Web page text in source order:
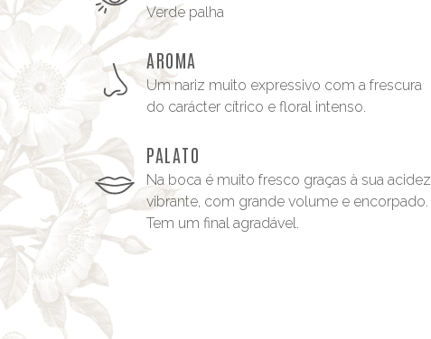
Verde palha
AROMA
Um nariz muito expressivo com a frescura
do carácter cítrico e floral intenso.
PALATO
Na boca é muito fresco graças à sua acidez
vibrante, com grande volume e encorpado.
Tem um final agradável.